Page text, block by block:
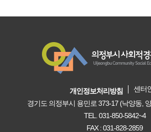
개인정보처리방침
센터
경기도 의정부시 용민로 373-17 (낙양동,
TEL. 031-850-5842~4
FAX : 031-828-2859